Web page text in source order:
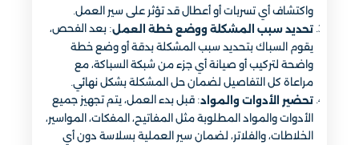
واكتشاف أي تسربات أو أعطال قد تؤثر على سير العمل.
تحديد سبب المشكلة ووضع خطة العمل: بعد الفحص،
يقوم السباك بتحديد سبب المشكلة بدقة أو وضع خطة
واضحة لتركيب أو صيانة أي جزء من شبكة السباكة، مع
مراعاة كل التفاصيل لضمان حل المشكلة بشكل نهائي.
تحضير الأدوات والمواد: قبل بدء العمل، يتم تجهيز جميع
الأدوات والمواد المطلوبة مثل المفاتيح، المفكات، المواسير،
الخلاطات، والفلاتر، لضمان سير العملية بسلاسة دون أي